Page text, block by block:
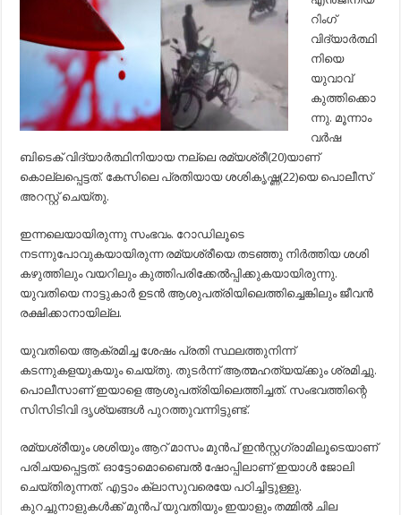
റിംഗ്
വിദ്യാര്‍ത്ഥി
നിയെ
യുവാവ്
കുത്തിക്കൊ
ന്നു. മൂന്നാം
വര്‍ഷ
ബിടെക് വിദ്യാര്‍ത്ഥിനിയായ നല്ലെ രമ്യശ്രീ(20)യാണ്
കൊല്ലപ്പെട്ടത്. കേസിലെ പ്രതിയായ ശശികൃഷ്ണ(22)യെ പൊലീസ്
അറസ്റ്റ് ചെയ്തു.
ഇന്നലെയായിരുന്നു സംഭവം. റോഡിലൂടെ
നടന്നുപോവുകയായിരുന്ന രമ്യശ്രീയെ തടഞ്ഞു നിര്‍ത്തിയ ശശി
കഴുത്തിലും വയറിലും കുത്തിപരിക്കേല്‍പ്പിക്കുകയായിരുന്നു.
യുവതിയെ നാട്ടുകാര്‍ ഉടന്‍ ആശുപത്രിയിലെത്തിച്ചെങ്കിലും ജീവന്‍
രക്ഷിക്കാനായില്ല.
യുവതിയെ ആക്രമിച്ച ശേഷം പ്രതി സ്ഥലത്തുനിന്ന്
കടന്നുകളയുകയും ചെയ്തു. തുടര്‍ന്ന് ആത്മഹത്യയ്ക്കും ശ്രമിച്ചു.
പൊലീസാണ് ഇയാളെ ആശുപത്രിയിലെത്തിച്ചത്. സംഭവത്തിന്റെ
സിസിടിവി ദൃശ്യങ്ങള്‍ പുറത്തുവന്നിട്ടുണ്ട്.
രമ്യശ്രീയും ശശിയും ആറ് മാസം മുന്‍പ് ഇന്‍സ്റ്റഗ്രാമിലൂടെയാണ്
പരിചയപ്പെട്ടത്. ഓട്ടോമൊബൈല്‍ ഷോപ്പിലാണ് ഇയാള്‍ ജോലി
ചെയ്തിരുന്നത്. എട്ടാം ക്ലാസുവരെയേ പഠിച്ചിട്ടുള്ളു.
കുറച്ചുനാളുകള്‍ക്ക് മുന്‍പ് യുവതിയും ഇയാളും തമ്മില്‍ ചില